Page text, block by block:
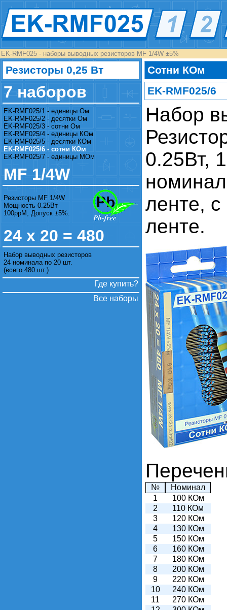
EK-RMF025 - наборы выводных резисторов MF 1/4W ±5%
Резисторы 0,25 Вт
7 наборов
EK-RMF025/1 - единицы Ом
EK-RMF025/2 - десятки Ом
EK-RMF025/3 - сотни Ом
EK-RMF025/4 - единицы КОм
EK-RMF025/5 - десятки КОм
EK-RMF025/6 - сотни КОм
EK-RMF025/7 - единицы МОм
MF 1/4W
Резисторы MF 1/4W
Мощность 0.25Вт
100ppM, Допуск ±5%.
24 х 20 = 480
Набор выводных резисторов
24 номинала по 20 шт.
(всего 480 шт.)
Где купить?
Все наборы
Сотни КОм
EK-RMF025/6
Набор
0.25Вт,
ленте,
ленте.
№
Номинал
1
100 КОм
2
110 КОм
3
120 КОм
4
130 КОм
5
150 КОм
6
160 КОм
7
180 КОм
8
200 КОм
9
220 КОм
10
240 КОм
11
270 КОм